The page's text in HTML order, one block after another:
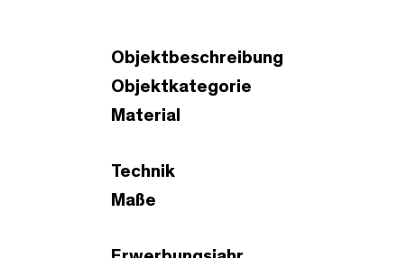
Objektbeschreibung
Objektkategorie
Material
Technik
Maße